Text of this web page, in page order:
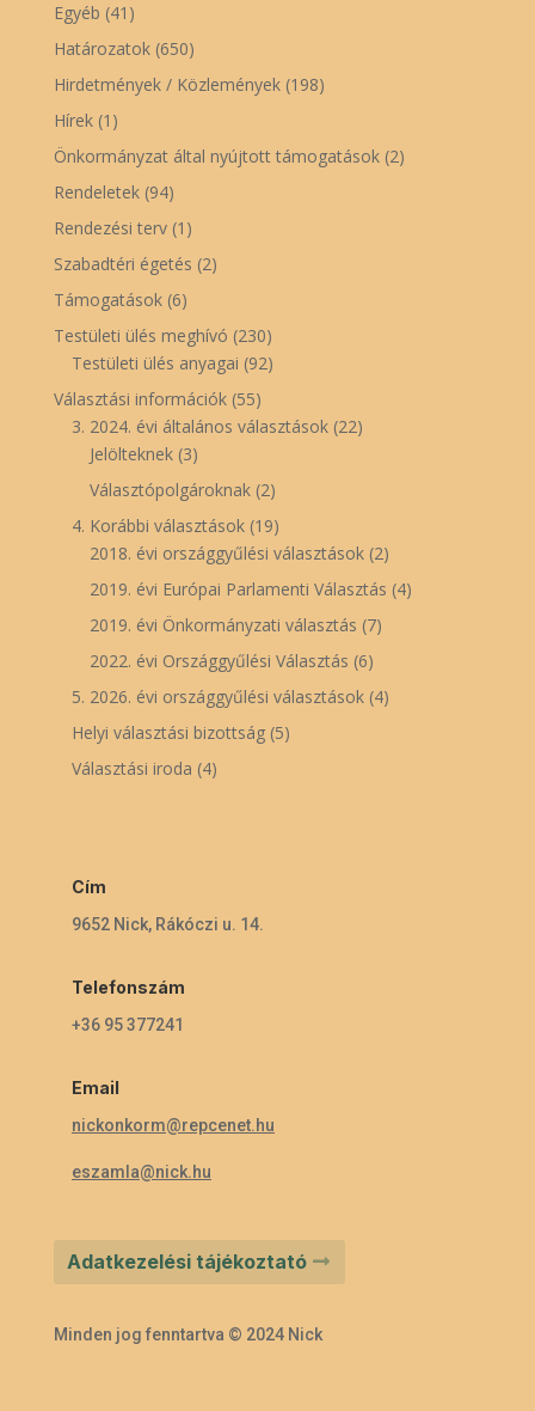
Egyéb (41)
Határozatok(650)
Hirdetmények / Közlemények(198)
Hírek(1)
Önkormányzat által nyújtott támogatások(2)
Rendeletek(94)
Rendezési terv(1)
Szabadtéri égetés (2)
Támogatások(6)
Testületi ülés meghívó (230)
Testületi ülés anyagai (92)
Választási információk(55)
3. 2024. évi általános választások(22)
Jelölteknek(3)
Választópolgároknak(2)
4. Korábbi választások(19)
2018. évi országgyűlési választások(2)
2019. évi Európai Parlamenti Választás (4)
2019. évi Önkormányzati választás (7)
2022. évi Országgyűlési Választás (6)
5. 2026. évi országgyűlési választások(4)
Helyi választási bizottság(5)
Választási iroda (4)
Cím
9652 Nick, Rákóczi u. 14.
Telefonszám
+36 95 377241
Email
nickonkorm@repcenet.hu
eszamla@nick.hu
Adatkezelési tájékoztató
Minden jog fenntartva © 2024 Nick